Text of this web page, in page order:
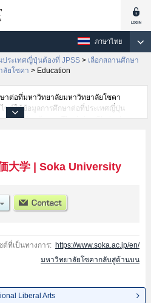
ภาษาไทย
ระเทศญี่ปุ่นต้องที่ JPSS > เลือกสถานศึกษา
ลัยโซคา > Education
าต่อที่มหาวิทยาลัยมหาวิทยาลัยโซคา
ไซต์ให้ข้อมูลการศึกษาต่อที่ประเทศญี่ปุ่น
นงานร่วมกันของ The Asian Students
หรือคณะLawหรือ
ะScience and Engineering ไว้ เป็นต้น
ศึกษาต่อเกี่ยวกับมหาวิทยาลัยโซคา กรุณา
ทยาลัย,วิทยาลัยระดับอนุปริญญา,วิทยาลัย
ดรับสมัครนักศึกษาต่างชาติด้วย
大学| Soka University
ต์ที่เป็นทางการ: https://www.soka.ac.jp/en/
มหาวิทยาลัยโซคากลับสู่ด้านบน
Liberal Arts